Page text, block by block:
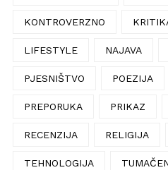
KONTROVERZNO
LIFESTYLE NAJAVA
PJESNIŠTVO POEZIJA
PREPORUKA PRIKAZ
RECENZIJA RELIGIJA
TEHNOLOGIJA